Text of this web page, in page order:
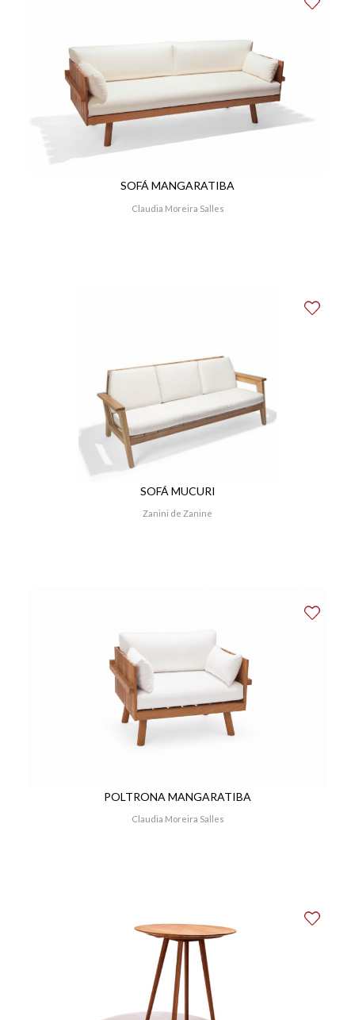
SOFÁ MANGARATIBA
Claudia Moreira Salles
SOFÁ MUCURI
Zanini de Zanine
POLTRONA MANGARATIBA
Claudia Moreira Salles